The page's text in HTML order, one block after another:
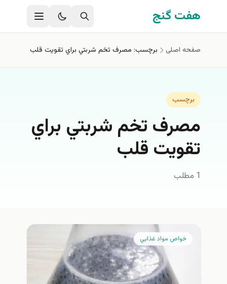
رفتن به محتوای اصلی
هفت گنج
صفحه اصلی برچسب: مصرف تخم شربتي براي تقويت قلب
برچسب
مصرف تخم شربتي براي
تقويت قلب
1 مطلب
خواص مواد غذايي